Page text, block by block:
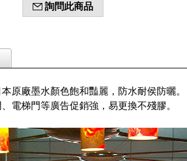
詢問此商品
原廠墨水顏色飽和豔麗，防水耐侯防曬。
電梯門等廣告促銷強，易更換不殘膠。